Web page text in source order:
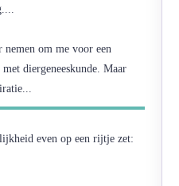
om me voor een
diergeneeskunde. Maar
even op een rijtje zet: